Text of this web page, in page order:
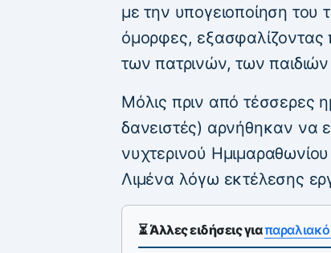
με την υπογειοποίηση του
όμορφες, εξασφαλίζοντας
των πατρινών, των
Μόλις πριν από τέσσερες
δανειστές) αρνήθηκαν να
νυχτερινού
Λιμένα λόγω εκτέλεσης
⏳ Άλλες ειδήσεις για